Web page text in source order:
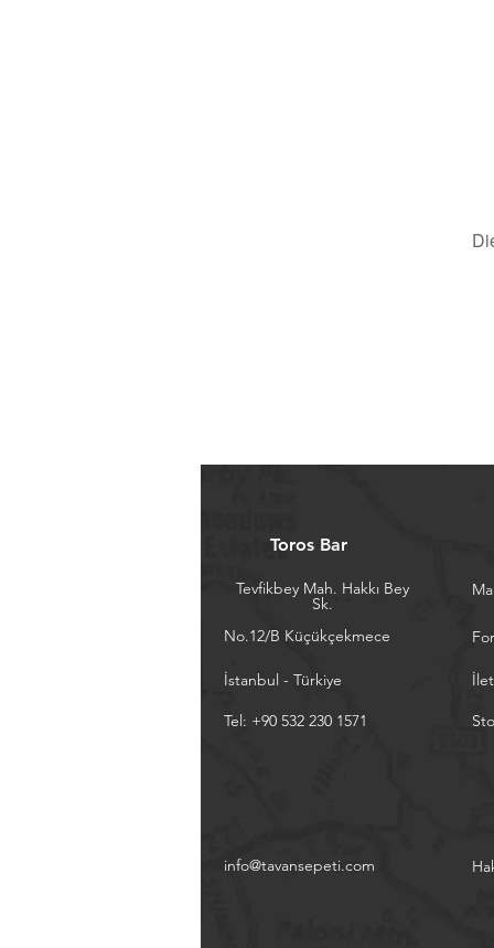
Toros Bar
Tevfikbey Mah. Hakkı Bey
Sk.
No.12/B Küçükçekmece
İstanbul - Türkiye
Tel: +90 532 230 1571
info@tavansepeti.com